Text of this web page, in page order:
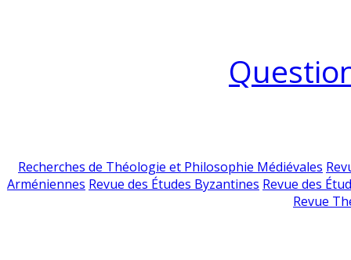
Recherches de Théologie et Philosophie Médiévales
Arméniennes Revue des Études Byzantines Revue des
Revue